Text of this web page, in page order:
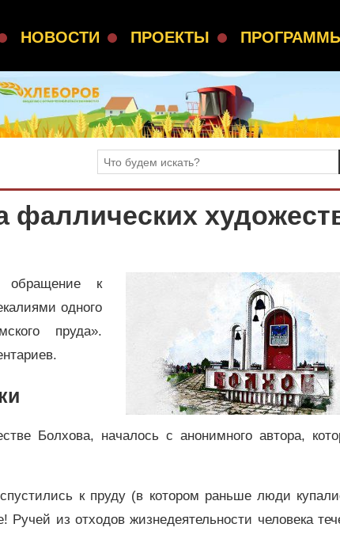
НОВОСТИ ПРОЕКТЫ
фаллических
обращение к
одного
пруда».
Болхова, началось с анонимного автора,
к пруду (в котором раньше люди
из отходов жизнедеятельности человека